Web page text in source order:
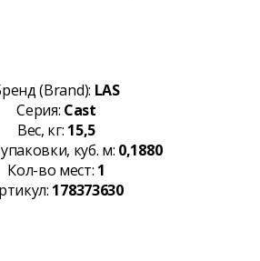
(Brand): LAS
Серия: Cast
Вес, кг: 15,5
куб. м: 0,1880
Кол-во мест: 1
178373630